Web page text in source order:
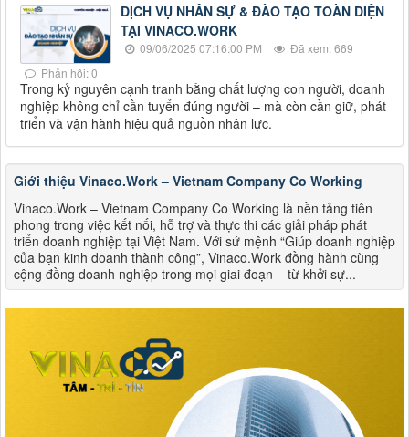
DỊCH VỤ NHÂN SỰ & ĐÀO TẠO TOÀN DIỆN
TẠI VINACO.WORK
09/06/2025 07:16:00 PM
Đã xem: 669
Phản hồi: 0
Trong kỷ nguyên cạnh tranh bằng chất lượng con người, doanh
nghiệp không chỉ cần tuyển đúng người – mà còn cần giữ, phát
triển và vận hành hiệu quả nguồn nhân lực.
Giới thiệu Vinaco.Work – Vietnam Company Co Working
Vinaco.Work – Vietnam Company Co Working là nền tảng tiên
phong trong việc kết nối, hỗ trợ và thực thi các giải pháp phát
triển doanh nghiệp tại Việt Nam. Với sứ mệnh “Giúp doanh nghiệp
của bạn kinh doanh thành công”, Vinaco.Work đồng hành cùng
cộng đồng doanh nghiệp trong mọi giai đoạn – từ khởi sự...